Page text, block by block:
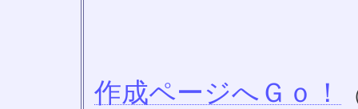
作成ページへＧｏ！